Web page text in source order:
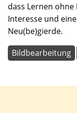
dass Lernen
Interesse und
Neu(be)gierde.
Bildbearbeitung